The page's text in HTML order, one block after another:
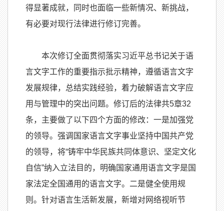
得显著成就，同时也面临一些新情况、新挑战，
有必要对现行法律进行修订完善。
本次修订全面贯彻落实习近平总书记关于语
言文字工作的重要指示批示精神，遵循语言文字
发展规律，总结实践经验，着力破解语言文字应
用与管理中的突出问题。修订后的法律共5章32
条，主要做了以下四个方面的修改：一是加强党
的领导。强调国家语言文字事业坚持中国共产党
的领导，将“铸牢中华民族共同体意识、坚定文化
自信”纳入立法目的，明确国家通用语言文字是国
家法定全国通用的语言文字。二是健全使用规
则。针对语言生活新发展，新增对网络视听节